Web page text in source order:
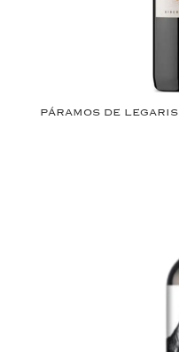
PÁRAMOS DE LEGARIS